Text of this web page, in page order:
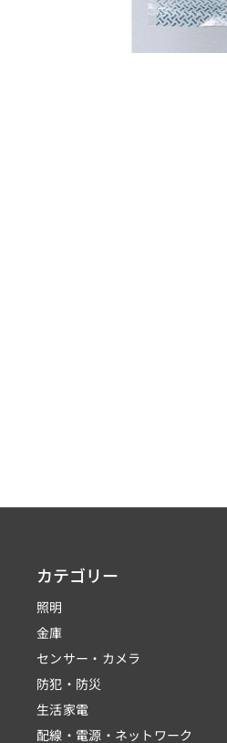
カテゴリー
照明
金庫
センサー・カメラ
防犯・防災
生活家電
配線・電源・ネットワーク